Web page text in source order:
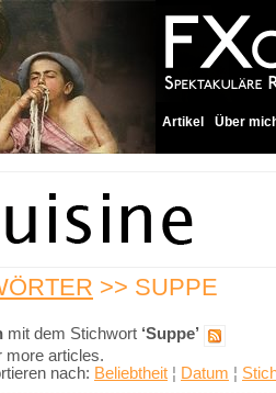
Artikel Über
>> SUPPE
mit dem Stichwort ‘Suppe’
more articles.
nach: Beliebtheit ¦ Datum ¦